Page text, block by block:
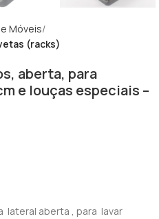
Móveis
(racks)
aberta, para
e louças especiais –
lateral aberta , para lavar